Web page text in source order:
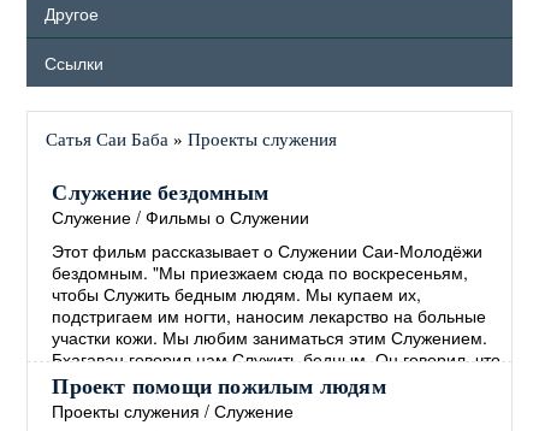
Другое
Ссылки
Сатья Саи Баба »Проекты служения
Служение бездомным
Служение /Фильмы о Служении
Этот фильм рассказывает о Служении Саи-Молодёжи
бездомным. "Мы приезжаем сюда по воскресеньям,
чтобы Служить бедным людям. Мы купаем их,
подстригаем им ногти, наносим лекарство на больные
участки кожи. Мы любим заниматься этим Служением.
Бхагаван говорил нам Служить бедным. Он говорил, что
руки, занимающиеся Служением, более Святы, чем
губы, произносящие Молитвы. ..."
→
Проект помощи пожилым людям
Проекты служения /Служение